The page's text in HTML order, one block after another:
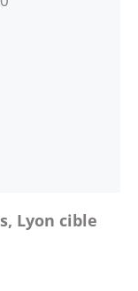
Lyon cible